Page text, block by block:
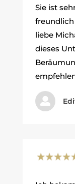
Sie ist
liebe
dieses
